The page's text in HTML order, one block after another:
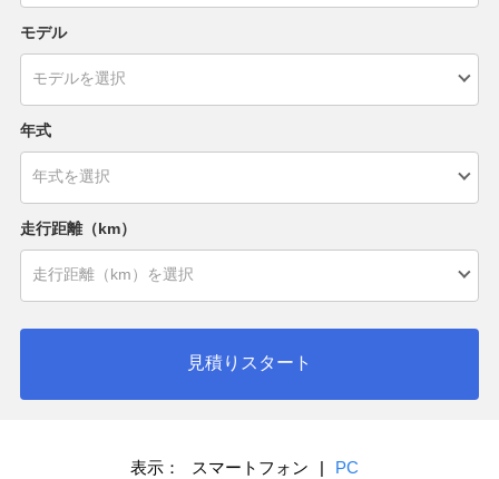
モデル
年式
走行距離（km）
見積りスタート
表示： スマートフォン | PC